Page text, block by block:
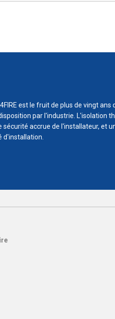
est le fruit de plus de vingt ans
par l'industrie. L'isolation
sécurité accrue de l'installateur, et
d'installation.